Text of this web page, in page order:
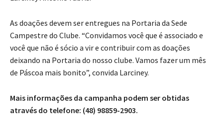
As doações devem ser entregues na Portaria da Sede
Campestre do Clube. “Convidamos você que é associado e
você que não é sócio a vir e contribuir com as doações
deixando na Portaria do nosso clube. Vamos fazer um mês
de Páscoa mais bonito”, convida Larciney.
Mais informações da campanha podem ser obtidas
através do telefone: (48) 98859-2903.